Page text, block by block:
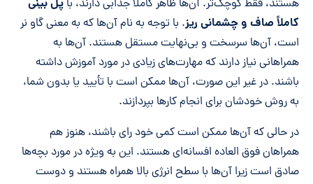
هستند، فقط کوچک‌تر. آن‌ها ظاهر کاملاً جذابی دارند، با پل بینی
کاملاً صاف و چشمانی ریز. با توجه به نام آن‌ها که به معنی گاو نر
است، آن‌ها سرسخت و بی‌نهایت مستقل هستند. آن‌ها به
همراهانی نیاز دارند که مهارت‌های زیادی در مورد آموزش داشته
باشند. در غیر این صورت، آن‌ها ممکن است با تأیید یا بدون شما،
به روش خودشان برای انجام کارها بپردازند.
در حالی که آن‌ها ممکن است کمی خود رای باشند، هنوز هم
همراهان فوق العاده افسانه‌ای هستند. این به ویژه در مورد بچه‌ها
صادق است زیرا آن‌ها با سطح انرژی بالا همراه هستند و دوست